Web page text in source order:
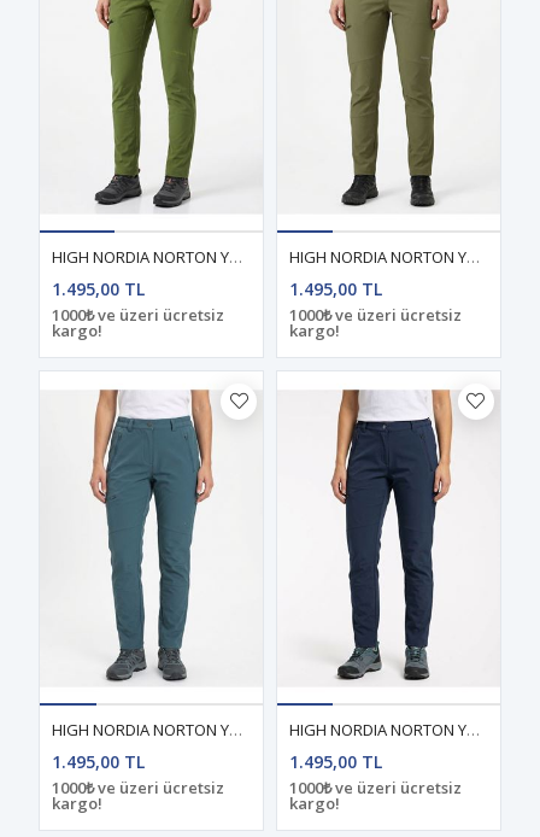
HIGH NORDIA NORTON YAZLIK KADIN PANTOLON AÇIK YEŞİL
1.495,00 TL
1000₺ ve üzeri ücretsiz
kargo!
HIGH NORDIA NORTON YAZLIK KADIN PANTOLON HAKİ
1.495,00 TL
1000₺ ve üzeri ücretsiz
kargo!
HIGH NORDIA NORTON YAZLIK KADIN PANTOLON İNDİGO
1.495,00 TL
1000₺ ve üzeri ücretsiz
kargo!
HIGH NORDIA NORTON YAZLIK KADIN PANTOLON LACİVERT
1.495,00 TL
1000₺ ve üzeri ücretsiz
kargo!